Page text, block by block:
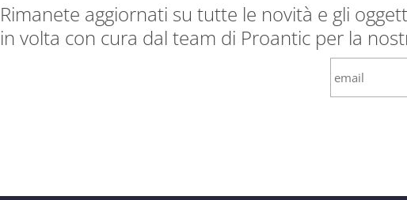
Rimanete aggiornati su tutte le novità e gli
in volta con cura dal team di Proantic per la